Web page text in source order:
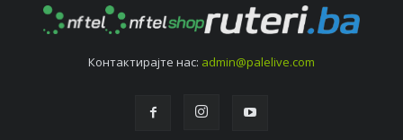
Контактирајтe нас: admin@palelive.com